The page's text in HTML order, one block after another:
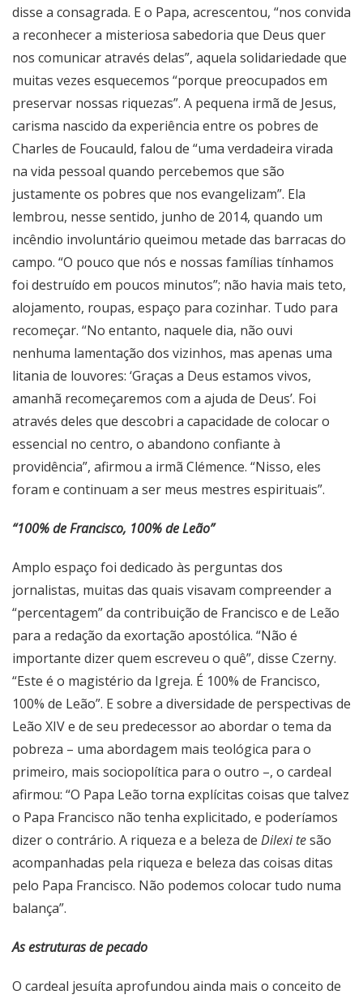
disse a consagrada. E o Papa, acrescentou, “nos convida
a reconhecer a misteriosa sabedoria que Deus quer
nos comunicar através delas”, aquela solidariedade que
muitas vezes esquecemos “porque preocupados em
preservar nossas riquezas”. A pequena irmã de Jesus,
carisma nascido da experiência entre os pobres de
Charles de Foucauld, falou de “uma verdadeira virada
na vida pessoal quando percebemos que são
justamente os pobres que nos evangelizam”. Ela
lembrou, nesse sentido, junho de 2014, quando um
incêndio involuntário queimou metade das barracas do
campo. “O pouco que nós e nossas famílias tínhamos
foi destruído em poucos minutos”; não havia mais teto,
alojamento, roupas, espaço para cozinhar. Tudo para
recomeçar. “No entanto, naquele dia, não ouvi
nenhuma lamentação dos vizinhos, mas apenas uma
litania de louvores: ‘Graças a Deus estamos vivos,
amanhã recomeçaremos com a ajuda de Deus’. Foi
através deles que descobri a capacidade de colocar o
essencial no centro, o abandono confiante à
providência”, afirmou a irmã Clémence. “Nisso, eles
foram e continuam a ser meus mestres espirituais”.
“100% de Francisco, 100% de Leão”
Amplo espaço foi dedicado às perguntas dos
jornalistas, muitas das quais visavam compreender a
“percentagem” da contribuição de Francisco e de Leão
para a redação da exortação apostólica. “Não é
importante dizer quem escreveu o quê”, disse Czerny.
“Este é o magistério da Igreja. É 100% de Francisco,
100% de Leão”. E sobre a diversidade de perspectivas de
Leão XIV e de seu predecessor ao abordar o tema da
pobreza – uma abordagem mais teológica para o
primeiro, mais sociopolítica para o outro –, o cardeal
afirmou: “O Papa Leão torna explícitas coisas que talvez
o Papa Francisco não tenha explicitado, e poderíamos
dizer o contrário. A riqueza e a beleza de Dilexi tesão
acompanhadas pela riqueza e beleza das coisas ditas
pelo Papa Francisco. Não podemos colocar tudo numa
balança”.
As estruturas de pecado
O cardeal jesuíta aprofundou ainda mais o conceito de